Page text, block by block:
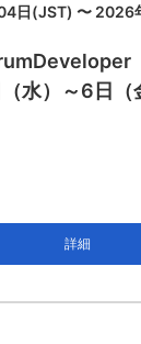
日(JST) 〜 2026
（水）～6日（
詳細